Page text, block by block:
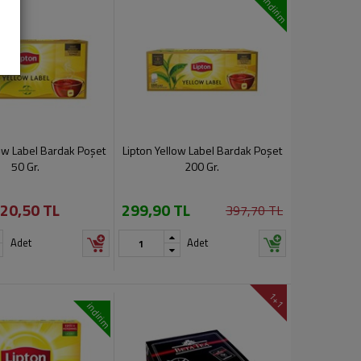
Label Bardak Poşet
50 Gr.
TL
Adet
indirim
Lipton Yellow Label Bardak Poşet
200 Gr.
299,90 TL 397,70 TL
Adet
indirim 1+1